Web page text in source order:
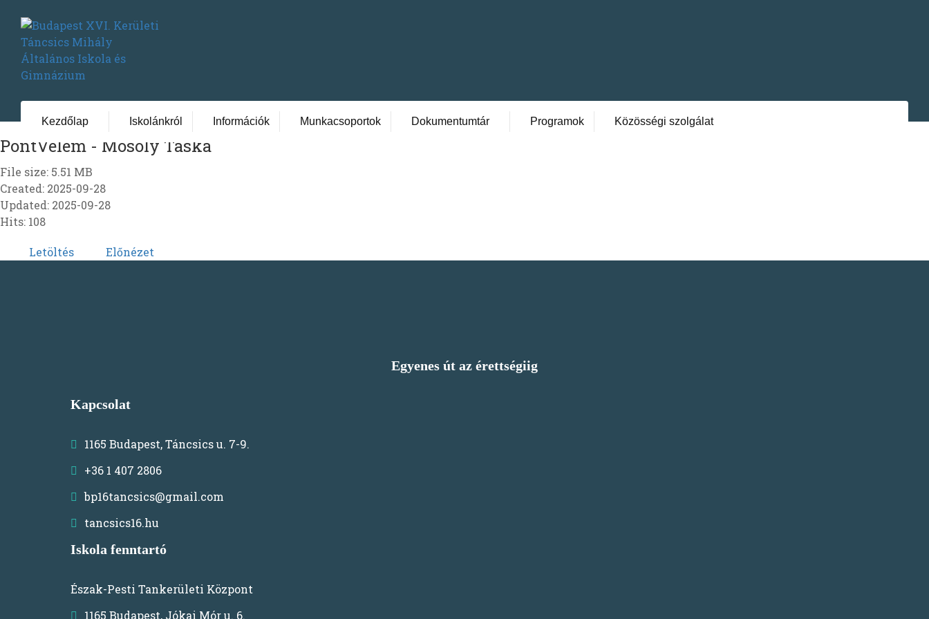
Kezdőlap Iskolánkról Információk Munkacsoportok Dokumentumtár Programok Közösségi szolgálat
PontVelem - Mosoly Táska
File size: 5.51 MB
Created: 2025-09-28
Updated: 2025-09-28
Hits: 108
Letöltés Előnézet
Egyenes út az érettségiig
Kapcsolat
1165 Budapest, Táncsics u. 7-9.
+36 1 407 2806
bp16tancsics@gmail.com
tancsics16.hu
Iskola fenntartó
Észak-Pesti Tankerületi Központ
1165 Budapest, Jókai Mór u. 6.